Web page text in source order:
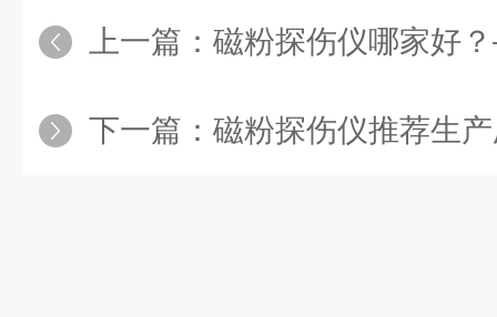
上一篇： 磁粉探伤仪哪家好？——深圳嘉禾精密
下一篇： 磁粉探伤仪推荐生